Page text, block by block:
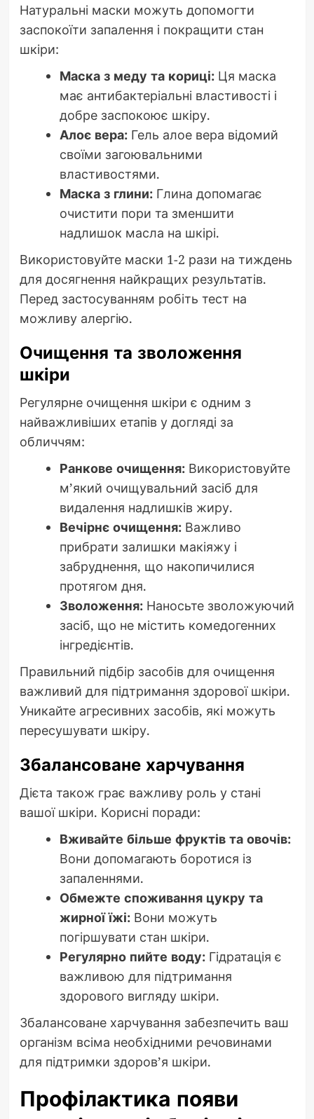
Натуральні маски можуть допомогти
заспокоїти запалення і покращити стан
шкіри:
Маска з меду та кориці:Ця маска
має антибактеріальні властивості і
добре заспокоює шкіру.
Алоє вера:Гель алое вера відомий
своїми загоювальними
властивостями.
Маска з глини:Глина допомагає
очистити пори та зменшити
надлишок масла на шкірі.
Використовуйте маски 1-2 рази на тиждень
для досягнення найкращих результатів.
Перед застосуванням робіть тест на
можливу алергію.
Очищення та зволоження
шкіри
Регулярне очищення шкіри є одним з
найважливіших етапів у догляді за
обличчям:
Ранкове очищення:Використовуйте
м’який очищувальний засіб для
видалення надлишків жиру.
Вечірнє очищення:Важливо
прибрати залишки макіяжу і
забруднення, що накопичилися
протягом дня.
Зволоження:Наносьте зволожуючий
засіб, що не містить комедогенних
інгредієнтів.
Правильний підбір засобів для очищення
важливий для підтримання здорової шкіри.
Уникайте агресивних засобів, які можуть
пересушувати шкіру.
Збалансоване харчування
Дієта також грає важливу роль у стані
вашої шкіри. Корисні поради:
Вживайте більше фруктів та овочів:
Вони допомагають боротися із
запаленнями.
Обмежте споживання цукру та
жирної їжі:Вони можуть
погіршувати стан шкіри.
Регулярно пийте воду:Гідратація є
важливою для підтримання
здорового вигляду шкіри.
Збалансоване харчування забезпечить ваш
організм всіма необхідними речовинами
для підтримки здоров’я шкіри.
Профілактика появи